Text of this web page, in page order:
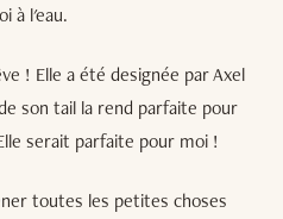
à l'eau.
! Elle a été designée par Axel
son tail la rend parfaite pour
serait parfaite pour moi !
toutes les petites choses